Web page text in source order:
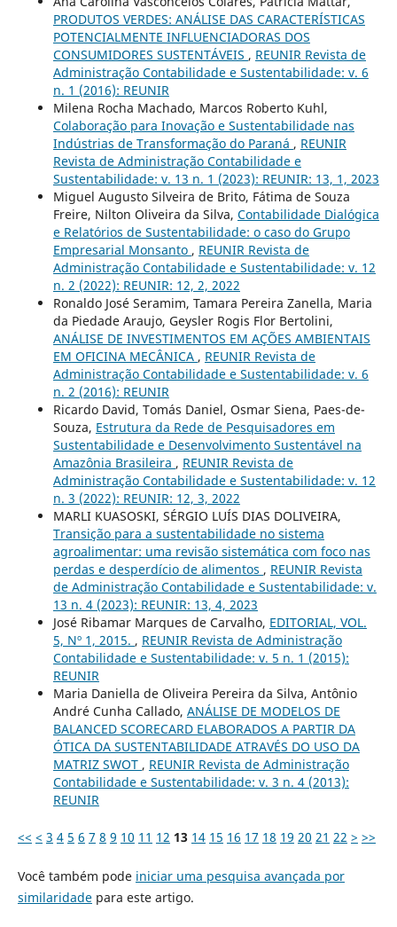
PRODUTOS VERDES: ANÁLISE DAS CARACTERÍSTICAS
POTENCIALMENTE INFLUENCIADORAS DOS
CONSUMIDORES SUSTENTÁVEIS , REUNIR Revista de
Administração Contabilidade e Sustentabilidade: v. 6
n. 1 (2016): REUNIR
Milena Rocha Machado, Marcos Roberto Kuhl,
Colaboração para Inovação e Sustentabilidade nas
Indústrias de Transformação do Paraná , REUNIR
Revista de Administração Contabilidade e
Sustentabilidade: v. 13 n. 1 (2023): REUNIR: 13, 1, 2023
Miguel Augusto Silveira de Brito, Fátima de Souza
Freire, Nilton Oliveira da Silva, Contabilidade Dialógica
e Relatórios de Sustentabilidade: o caso do Grupo
Empresarial Monsanto , REUNIR Revista de
Administração Contabilidade e Sustentabilidade: v. 12
n. 2 (2022): REUNIR: 12, 2, 2022
Ronaldo José Seramim, Tamara Pereira Zanella, Maria
da Piedade Araujo, Geysler Rogis Flor Bertolini,
ANÁLISE DE INVESTIMENTOS EM AÇÕES AMBIENTAIS
EM OFICINA MECÂNICA , REUNIR Revista de
Administração Contabilidade e Sustentabilidade: v. 6
n. 2 (2016): REUNIR
Ricardo David, Tomás Daniel, Osmar Siena, Paes-de-
Souza, Estrutura da Rede de Pesquisadores em
Sustentabilidade e Desenvolvimento Sustentável na
Amazônia Brasileira , REUNIR Revista de
Administração Contabilidade e Sustentabilidade: v. 12
n. 3 (2022): REUNIR: 12, 3, 2022
MARLI KUASOSKI, SÉRGIO LUÍS DIAS DOLIVEIRA,
Transição para a sustentabilidade no sistema
agroalimentar: uma revisão sistemática com foco nas
perdas e desperdício de alimentos , REUNIR Revista
de Administração Contabilidade e Sustentabilidade: v.
13 n. 4 (2023): REUNIR: 13, 4, 2023
José Ribamar Marques de Carvalho, EDITORIAL, VOL.
5, Nº 1, 2015. , REUNIR Revista de Administração
Contabilidade e Sustentabilidade: v. 5 n. 1 (2015):
REUNIR
Maria Daniella de Oliveira Pereira da Silva, Antônio
André Cunha Callado, ANÁLISE DE MODELOS DE
BALANCED SCORECARD ELABORADOS A PARTIR DA
ÓTICA DA SUSTENTABILIDADE ATRAVÉS DO USO DA
MATRIZ SWOT , REUNIR Revista de Administração
Contabilidade e Sustentabilidade: v. 3 n. 4 (2013):
REUNIR
<< < 3 4 5 6 7 8 9 10 11 12 13 14 15 16 17 18 19 20 21 22 > >>
Você também pode iniciar uma pesquisa avançada por
similaridadepara este artigo.